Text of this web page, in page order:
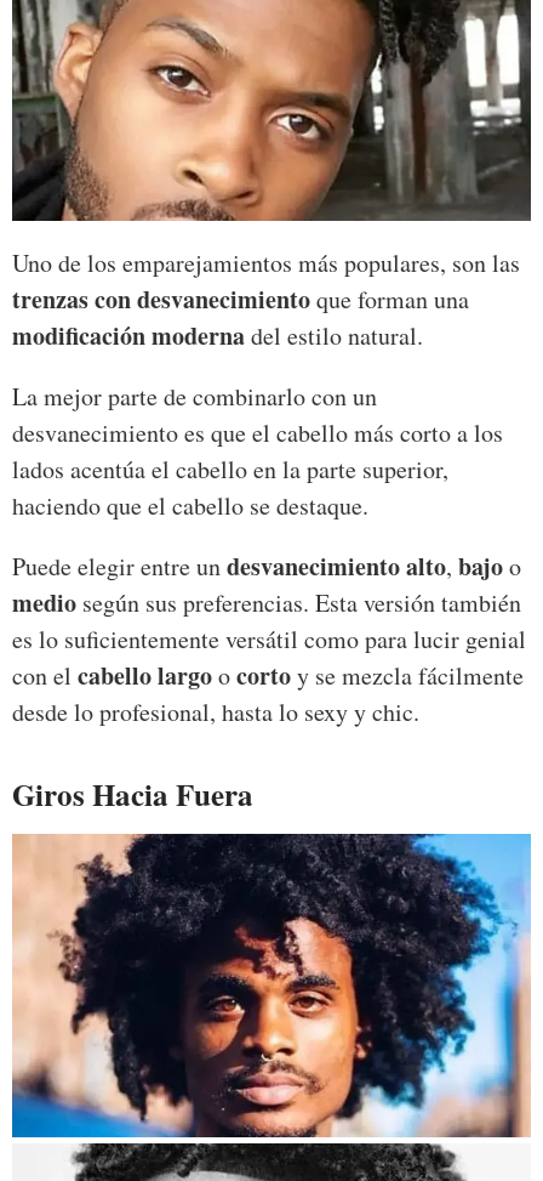
Uno de los emparejamientos más populares, son las
trenzas con desvanecimientoque forman una
modificación modernadel estilo natural.
La mejor parte de combinarlo con un
desvanecimiento es que el cabello más corto a los
lados acentúa el cabello en la parte superior,
haciendo que el cabello se destaque.
Puede elegir entre undesvanecimiento alto, bajoo
medio según sus preferencias. Esta versión también
es lo suficientemente versátil como para lucir genial
con el cabello largoocortoy se mezcla fácilmente
desde lo profesional, hasta lo sexy y chic.
Giros Hacia Fuera